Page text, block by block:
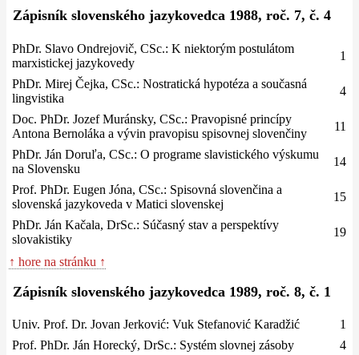
Zápisník slovenského jazykovedca 1988, roč. 7, č. 4
PhDr. Slavo Ondrejovič, CSc.: K niektorým postulátom
marxistickej jazykovedy
1
PhDr. Mirej Čejka, CSc.: Nostratická hypotéza a současná
lingvistika
4
Doc. PhDr. Jozef Muránsky, CSc.: Pravopisné princípy
Antona Bernoláka a vývin pravopisu spisovnej slovenčiny
11
PhDr. Ján Doruľa, CSc.: O programe slavistického výskumu
na Slovensku
14
Prof. PhDr. Eugen Jóna, CSc.: Spisovná slovenčina a
slovenská jazykoveda v Matici slovenskej
15
PhDr. Ján Kačala, DrSc.: Súčasný stav a perspektívy
slovakistiky
19
↑ hore na stránku ↑
Zápisník slovenského jazykovedca 1989, roč. 8, č. 1
Univ. Prof. Dr. Jovan Jerković: Vuk Stefanović Karadžić
1
Prof. PhDr. Ján Horecký, DrSc.: Systém slovnej zásoby
4